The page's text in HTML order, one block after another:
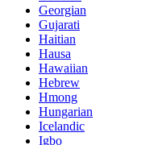
Georgian
Gujarati
Haitian
Hausa
Hawaiian
Hebrew
Hmong
Hungarian
Icelandic
Igbo